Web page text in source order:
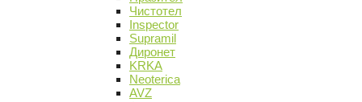
Чистотел
Inspector
Supramil
Диронет
KRKA
Neoterica
AVZ